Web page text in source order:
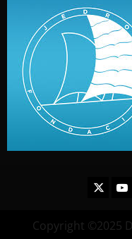
Twitter
Copyright ©2025